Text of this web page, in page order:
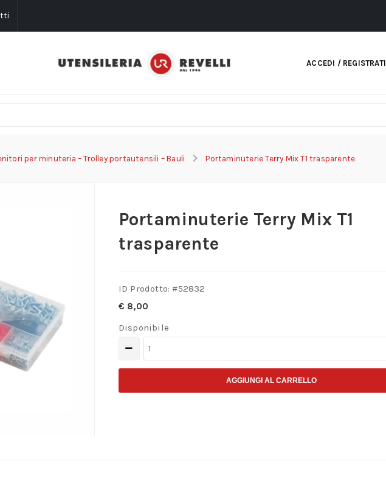
ACCEDI / REGISTRATI
per minuteria – Trolley portautensili – Bauli Portaminuterie Terry Mix T1 trasparente
Portaminuterie Terry Mix T1
trasparente
ID Prodotto: #52832
€ 8,00
Disponibile
Portaminuterie
AGGIUNGI AL CARRELLO